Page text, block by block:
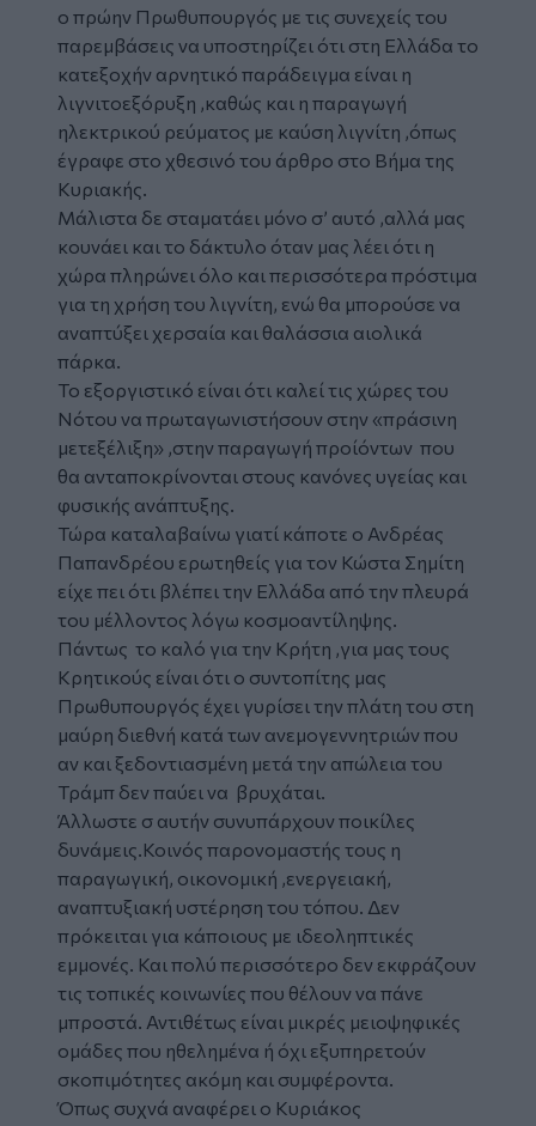
ο πρώην Πρωθυπουργός με τις συνεχείς του
παρεμβάσεις να υποστηρίζει ότι στη Ελλάδα το
κατεξοχήν αρνητικό παράδειγμα είναι η
λιγνιτοεξόρυξη ,καθώς και η παραγωγή
ηλεκτρικού ρεύματος με καύση λιγνίτη ,όπως
έγραφε στο χθεσινό του άρθρο στο Βήμα της
Κυριακής.
Μάλιστα δε σταματάει μόνο σ’ αυτό ,αλλά μας
κουνάει και το δάκτυλο όταν μας λέει ότι η
χώρα πληρώνει όλο και περισσότερα πρόστιμα
για τη χρήση του λιγνίτη, ενώ θα μπορούσε να
αναπτύξει χερσαία και θαλάσσια αιολικά
πάρκα.
Το εξοργιστικό είναι ότι καλεί τις χώρες του
Νότου να πρωταγωνιστήσουν στην «πράσινη
μετεξέλιξη» ,στην παραγωγή προίόντων που
θα ανταποκρίνονται στους κανόνες υγείας και
φυσικής ανάπτυξης.
Τώρα καταλαβαίνω γιατί κάποτε ο Ανδρέας
Παπανδρέου ερωτηθείς για τον Κώστα Σημίτη
είχε πει ότι βλέπει την Ελλάδα από την πλευρά
του μέλλοντος λόγω κοσμοαντίληψης.
Πάντως το καλό για την Κρήτη ,για μας τους
Κρητικούς είναι ότι ο συντοπίτης μας
Πρωθυπουργός έχει γυρίσει την πλάτη του στη
μαύρη διεθνή κατά των ανεμογεννητριών που
αν και ξεδοντιασμένη μετά την απώλεια του
Τράμπ δεν παύει να βρυχάται.
Άλλωστε σ αυτήν συνυπάρχουν ποικίλες
δυνάμεις.Κοινός παρονομαστής τους η
παραγωγική, οικονομική ,ενεργειακή,
αναπτυξιακή υστέρηση του τόπου. Δεν
πρόκειται για κάποιους με ιδεοληπτικές
εμμονές. Και πολύ περισσότερο δεν εκφράζουν
τις τοπικές κοινωνίες που θέλουν να πάνε
μπροστά. Αντιθέτως είναι μικρές μειοψηφικές
ομάδες που ηθελημένα ή όχι εξυπηρετούν
σκοπιμότητες ακόμη και συμφέροντα.
Όπως συχνά αναφέρει ο Κυριάκος